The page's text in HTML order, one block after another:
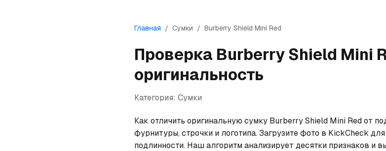
Главная / Сумки / Burberry Shield Mini Red
Проверка BurberryShield Mini
оригинальность
Категория: Сумки
Как отличить оригинальную сумку Burberry Shield Mini Red от
фурнитуры, строчки и логотипа. Загрузите фото в KickCheck
подлинности. Наш алгоритм анализирует десятки признаков и